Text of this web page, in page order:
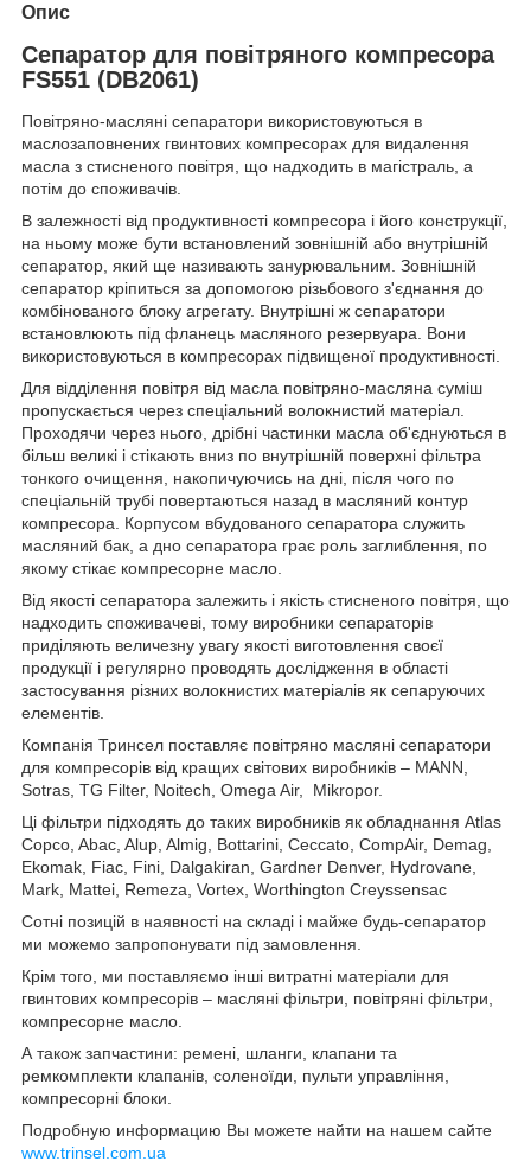
Опис
Сепаратор для повітряного компресора
FS551 (DB2061)
Повітряно-масляні сепаратори використовуються в
маслозаповнених гвинтових компресорах для видалення
масла з стисненого повітря, що надходить в магістраль, а
потім до споживачів.
В залежності від продуктивності компресора і його конструкції,
на ньому може бути встановлений зовнішній або внутрішній
сепаратор, який ще називають занурювальним. Зовнішній
сепаратор кріпиться за допомогою різьбового з'єднання до
комбінованого блоку агрегату. Внутрішні ж сепаратори
встановлюють під фланець масляного резервуара. Вони
використовуються в компресорах підвищеної продуктивності.
Для відділення повітря від масла повітряно-масляна суміш
пропускається через спеціальний волокнистий матеріал.
Проходячи через нього, дрібні частинки масла об'єднуються в
більш великі і стікають вниз по внутрішній поверхні фільтра
тонкого очищення, накопичуючись на дні, після чого по
спеціальній трубі повертаються назад в масляний контур
компресора. Корпусом вбудованого сепаратора служить
масляний бак, а дно сепаратора грає роль заглиблення, по
якому стікає компресорне масло.
Від якості сепаратора залежить і якість стисненого повітря, що
надходить споживачеві, тому виробники сепараторів
приділяють величезну увагу якості виготовлення своєї
продукції і регулярно проводять дослідження в області
застосування різних волокнистих матеріалів як сепаруючих
елементів.
Компанія Тринсел поставляє повітряно масляні сепаратори
для компресорів від кращих світових виробників – MANN,
Sotras, TG Filter, Noitech, OmegaAir, Mikropor.
Ці фільтри підходять до таких виробників як обладнання Atlas
Copco, Abac, Alup, Almig, Bottarini, Ceccato, CompAir, Demag,
Ekomak, Fiac, Fini, Dalgakiran, Gardner Denver, Hydrovane,
Mark, Mattei, Remeza, Vortex, Worthington Creyssensac
Сотні позицій в наявності на складі і майже будь-сепаратор
ми можемо запропонувати під замовлення.
Крім того, ми поставляємо інші витратні матеріали для
гвинтових компресорів – масляні фільтри, повітряні фільтри,
компресорне масло.
А також запчастини: ремені, шланги, клапани та
ремкомплекти клапанів, соленоїди, пульти управління,
компресорні блоки.
Подробную информацию Вы можете найти на нашем сайте
www.trinsel.com.ua